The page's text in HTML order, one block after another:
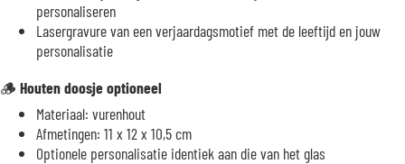
personaliseren
Lasergravure van een verjaardagsmotief met de leeftijd en jouw
personalisatie
🪵 Houten doosje optioneel
Materiaal: vurenhout
Afmetingen: 11 x 12 x 10,5 cm
Optionele personalisatie identiek aan die van het glas